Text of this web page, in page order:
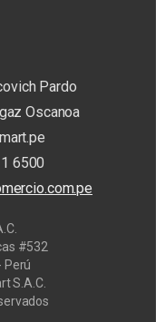
Pardo
Oscanoa
6500
#532
Perú
S.A.C.